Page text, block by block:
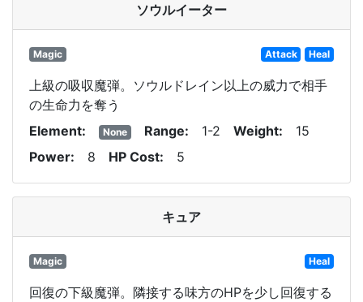
ソウルイーター
Magic Attack Heal
上級の吸収魔弾。ソウルドレイン以上の威力で相手
の生命力を奪う
Element
None Range 1-2 Weight
15
Power
8 HP Cost 5
キュア
Magic Heal
回復の下級魔弾。隣接する味方のHPを少し回復する